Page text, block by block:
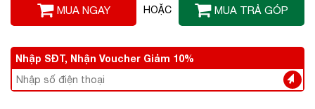
MUA NGAY HOẶC MUA TRẢ GÓP
Nhập SĐT, Nhận Voucher Giảm 10%